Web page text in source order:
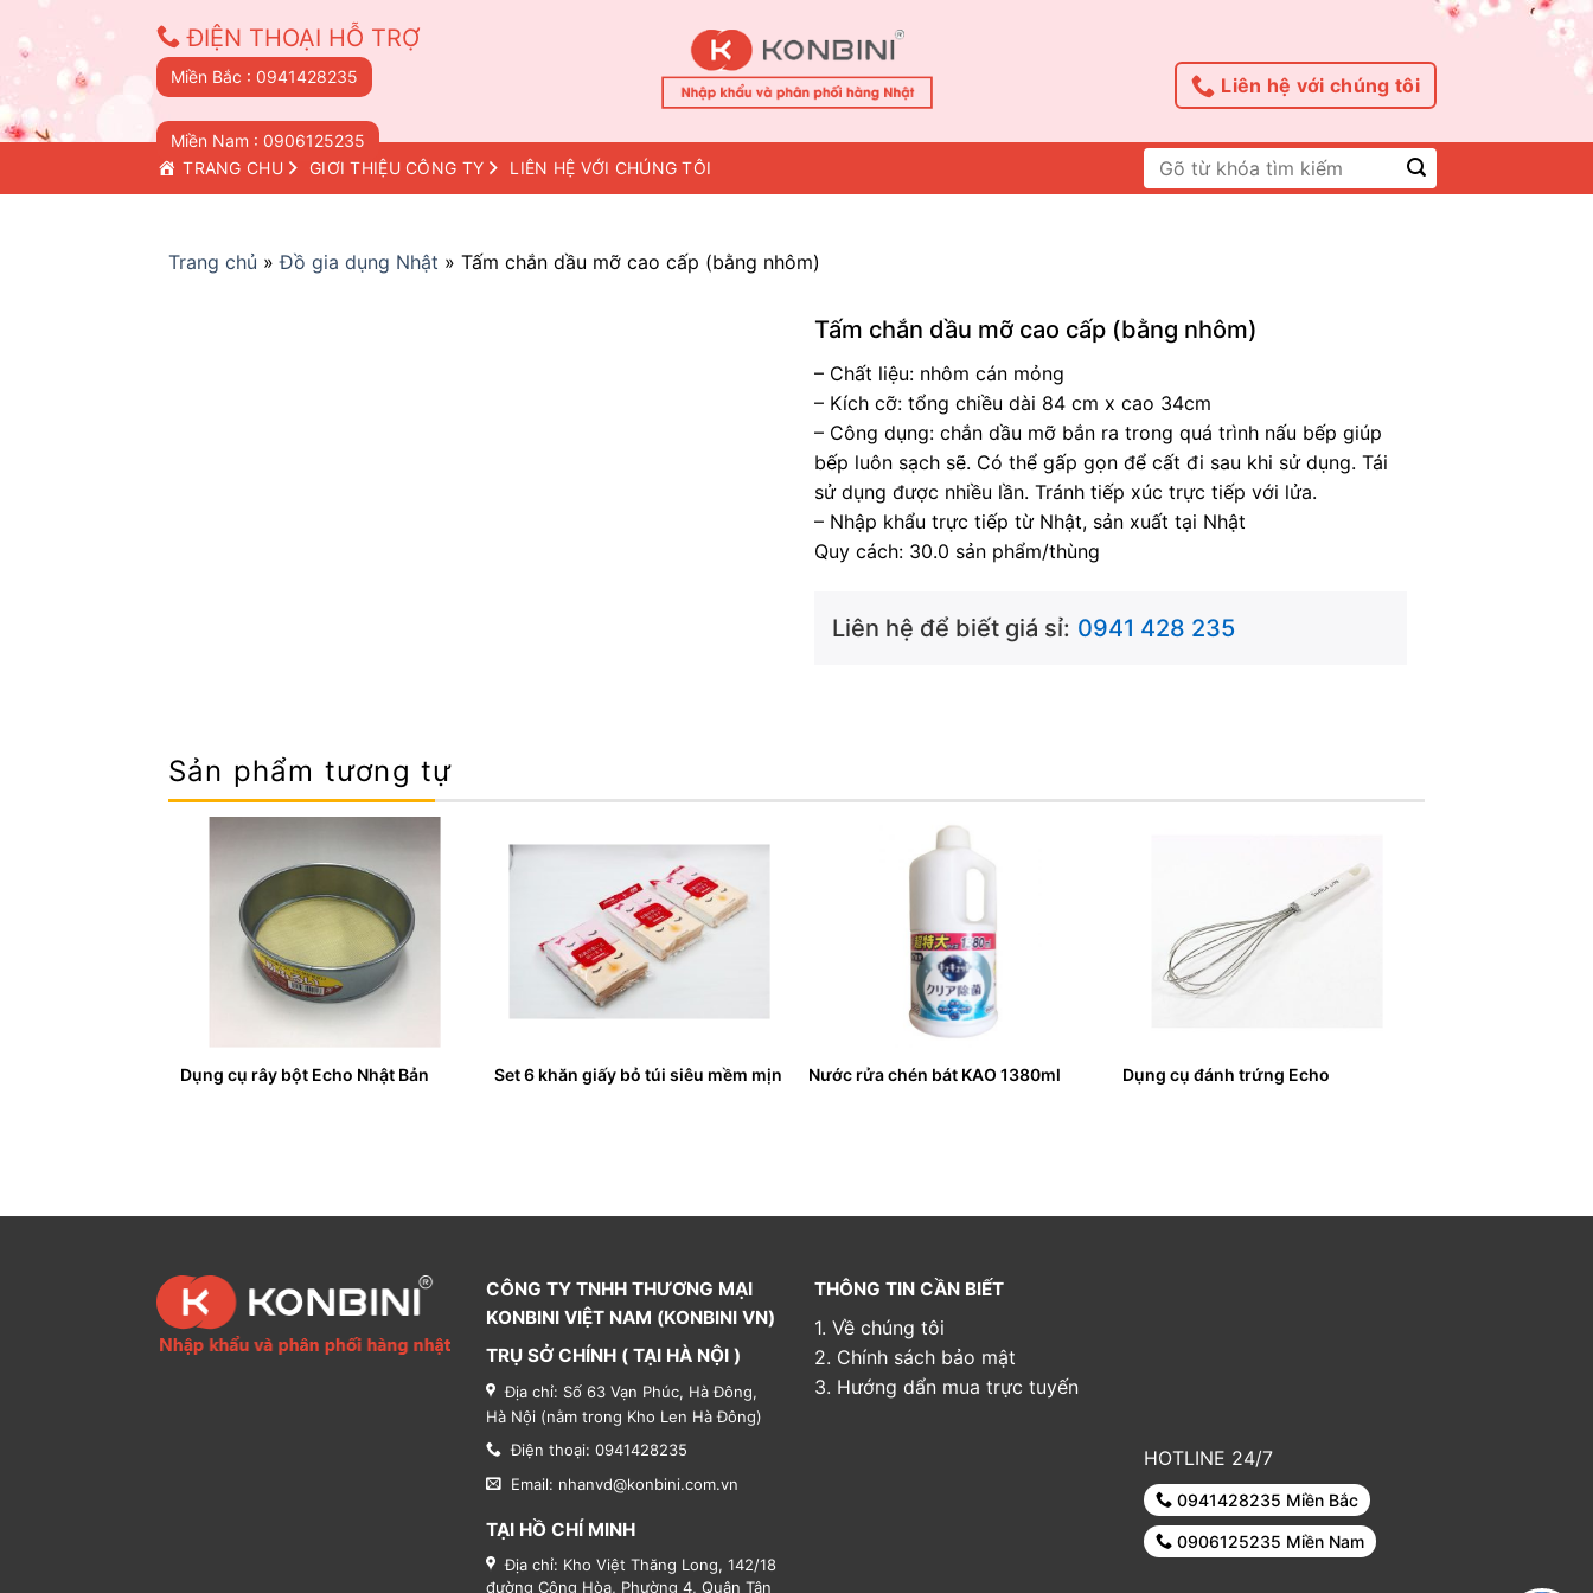
content
ĐIỆN THOẠI HỖ TRỢ
Miền Bắc : 0941428235
Miền Nam : 0906125235
Liên hệ với chúng tôi
TRANG CHỦ GIỚI THIỆU CÔNG TY LIÊN HỆ VỚI CHÚNG TÔI
Tìm
kiếm:
Trang chủ »Đồ gia dụng Nhật » Tấm chắn dầu mỡ cao cấp (bằng nhôm)
Tấm chắn dầu mỡ cao cấp (bằng nhôm)
– Chất liệu: nhôm cán mỏng
– Kích cỡ: tổng chiều dài 84 cm x cao 34cm
– Công dụng: chắn dầu mỡ bắn ra trong quá trình nấu bếp giúp
bếp luôn sạch sẽ. Có thể gấp gọn để cất đi sau khi sử dụng. Tái
sử dụng được nhiều lần. Tránh tiếp xúc trực tiếp với lửa.
– Nhập khẩu trực tiếp từ Nhật, sản xuất tại Nhật
Quy cách: 30.0 sản phẩm/thùng
Liên hệ để biết giá sỉ: 0941 428 235
Sản phẩm tương tự
Dụng cụ rây bột Echo Nhật Bản Set 6 khăn giấy bỏ túi siêu mềm mịn Nước rửa chén bát KAO 1380ml Dụng cụ đánh trứng Echo
CÔNG TY TNHH THƯƠNG MẠI
KONBINI VIỆT NAM (KONBINI VN)
TRỤ SỞ CHÍNH ( TẠI HÀ NỘI )
Địa chỉ: Số 63 Vạn Phúc, Hà Đông,
Hà Nội (nằm trong Kho Len Hà Đông)
Điện thoại: 0941428235
Email: nhanvd@konbini.com.vn
TẠI HỒ CHÍ MINH
Địa chỉ: Kho Việt Thăng Long, 142/18
đường Cộng Hòa, Phường 4, Quận Tân
THÔNG TIN CẦN BIẾT
1. Về chúng tôi
2. Chính sách bảo mật
3. Hướng dẩn mua trực tuyến
HOTLINE 24/7
0941428235 Miền Bắc
0906125235 Miền Nam